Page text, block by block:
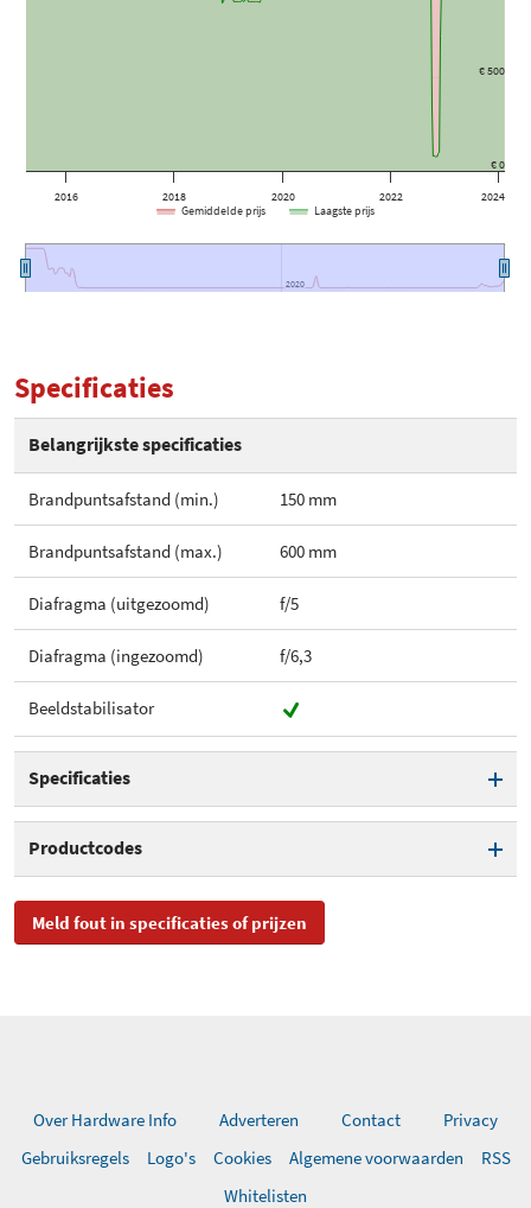
2016 2018 2020 2022 2024
2020
2020
€ 0
€ 500
Gemiddelde prijs Laagste prijs
Specificaties
Belangrijkste specificaties
Brandpuntsafstand (min.) 150 mm
Brandpuntsafstand (max.) 600 mm
Diafragma (uitgezoomd) f/5
Diafragma (ingezoomd) f/6,3
Beeldstabilisator
Specificaties
Brandpuntsafstand (max.) 600 mm
Diafragma (uitgezoomd) f/5
Filtermaat 95 mm
1.930 g
Productcodes
SKU
745955, 07422.745955,
0085126745554, 745-N,
07422745955
Meld fout in specificaties of prijzen
Over Hardware Info Adverteren Contact
Privacy
Gebruiksregels
Logo's Cookies Algemene voorwaarden
RSS
Whitelisten